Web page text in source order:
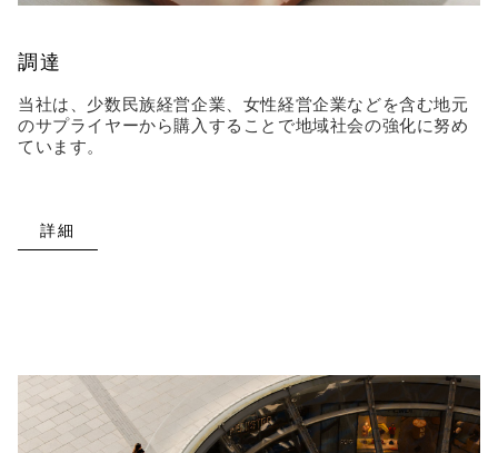
調達
当社は、少数民族経営企業、女性経営企業などを含む地元
のサプライヤーから購入することで地域社会の強化に努め
ています。
詳細